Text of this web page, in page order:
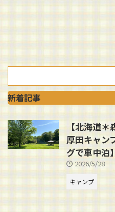
新着記事
【北海道
厚田キャン
グで車中泊
2026/5/28
キャンプ